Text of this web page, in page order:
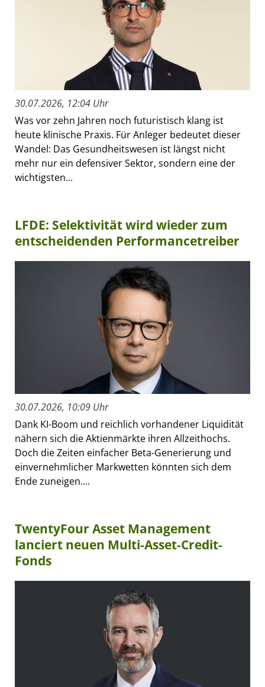
30.07.2026, 12:04 Uhr
Was vor zehn Jahren noch futuristisch klang ist
heute klinische Praxis. Für Anleger bedeutet dieser
Wandel: Das Gesundheitswesen ist längst nicht
mehr nur ein defensiver Sektor, sondern eine der
wichtigsten...
LFDE: Selektivität wird wieder zum
entscheidenden Performancetreiber
30.07.2026, 10:09 Uhr
Dank KI-Boom und reichlich vorhandener Liquidität
nähern sich die Aktienmärkte ihren Allzeithochs.
Doch die Zeiten einfacher Beta-Generierung und
einvernehmlicher Markwetten könnten sich dem
Ende zuneigen....
TwentyFour Asset Management
lanciert neuen Multi-Asset-Credit-
Fonds